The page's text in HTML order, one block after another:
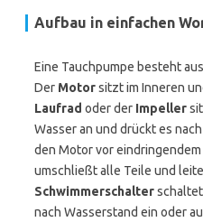
Aufbau in einfachen
Eine Tauchpumpe besteht
Der Motorsitzt im Inneren
Laufrad oder der Impeller
Wasser an und drückt es
den Motor vor eindringendem
umschließt alle Teile und
Schwimmerschalter
nach Wasserstand ein oder